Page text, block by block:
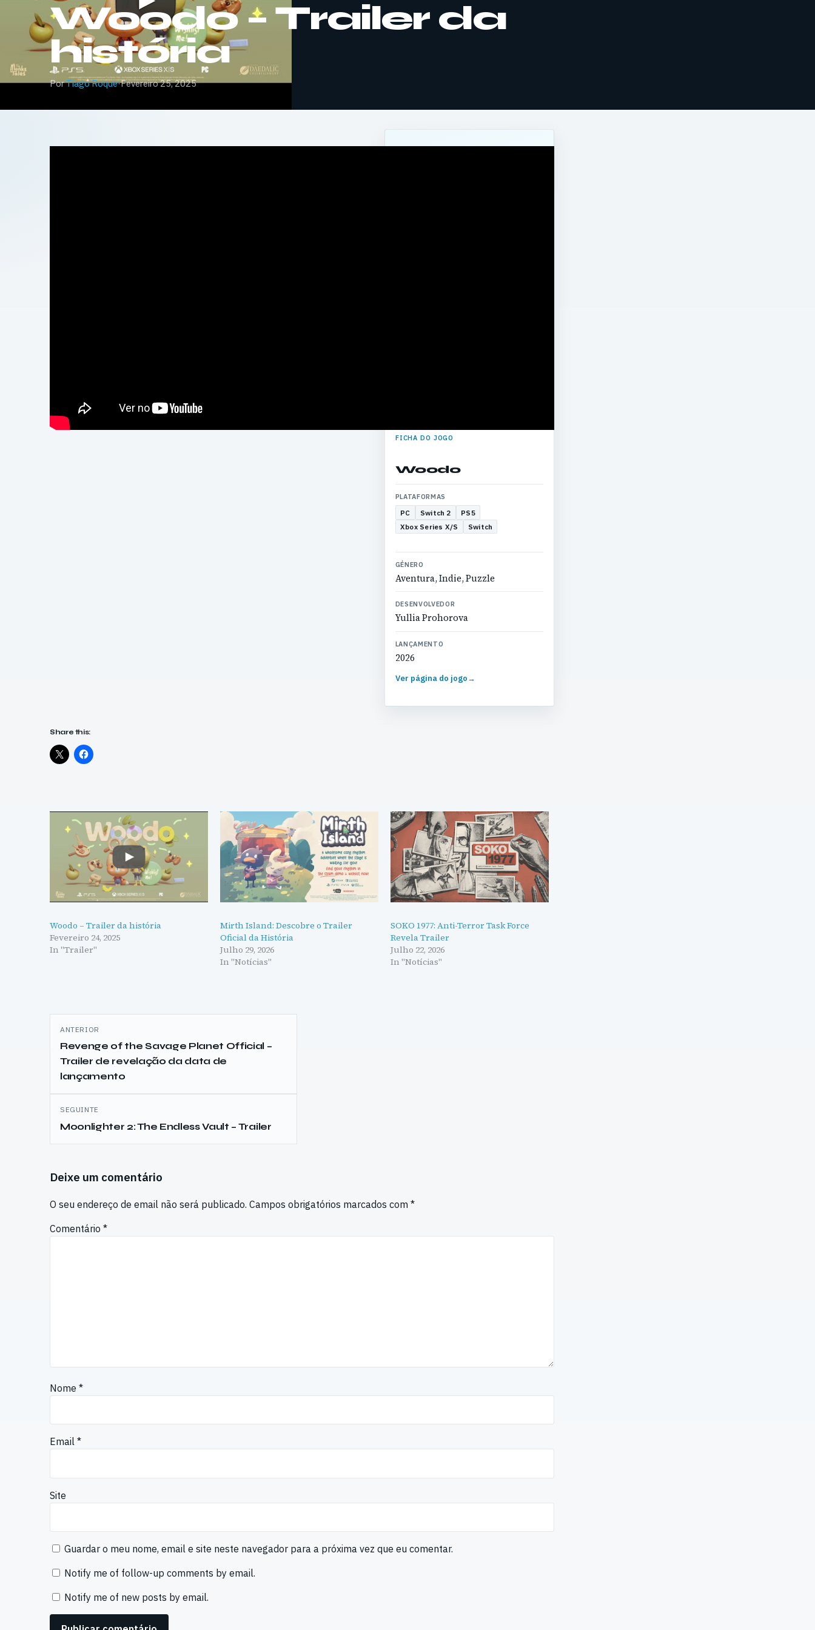
Woodo – Trailer da
história
PorTiago Roque·Fevereiro 25, 2025
FICHA DO JOGO
Woodo
PLATAFORMAS
PC Switch 2
PS5
Xbox Series X/S
Switch
GÉNERO
Aventura, Indie, Puzzle
DESENVOLVEDOR
Yullia Prohorova
LANÇAMENTO
2026
Ver página do jogo→
Share this:
Woodo – Trailer da história
Fevereiro 24, 2025
In "Trailer"
Mirth Island: Descobre o Trailer
Oficial da História
Julho 29, 2026
In "Notícias"
SOKO 1977: Anti-Terror Task Force
Revela Trailer
Julho 22, 2026
In "Notícias"
Navegação
de
artigos
ANTERIOR
Revenge of the Savage Planet Official –
Trailer de revelação da data de
lançamento
SEGUINTE
Moonlighter 2: The Endless Vault – Trailer
Deixe um comentário
O seu endereço de email não será publicado. Campos obrigatórios marcados com *
Comentário *
Nome *
Email *
Site
Guardar o meu nome, email e site neste navegador para a próxima vez que eu comentar.
Notify me of follow-up comments by email.
Notify me of new posts by email.